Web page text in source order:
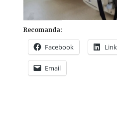
Recomanda:
Facebook
Email